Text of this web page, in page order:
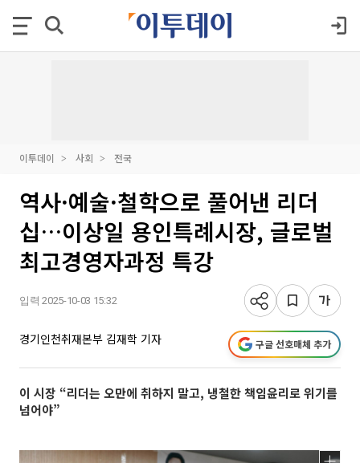
이투데이 사회 전국
역사·예술·철학으로 풀어낸 리더
십…이상일 용인특례시장, 글로벌
최고경영자과정 특강
입력 2025-10-03 15:32
경기인천취재본부 김재학 기자 구글 선호매체 추가
이 시장 “리더는 오만에 취하지 말고, 냉철한 책임윤리로 위기를
넘어야”